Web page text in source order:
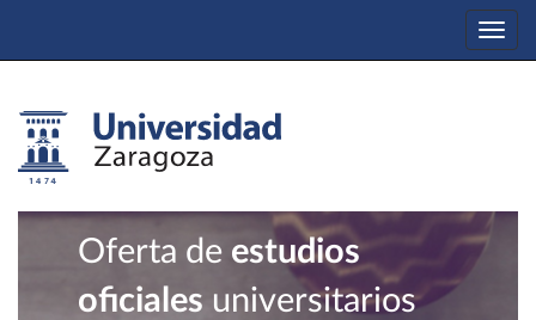
Oferta de estudios
oficiales universitarios